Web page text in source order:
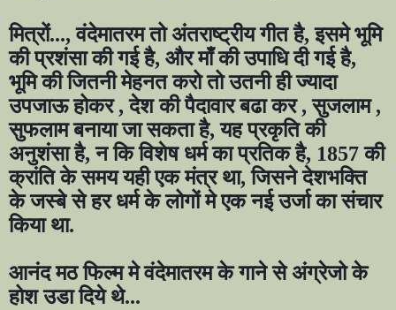
मित्रों..., वंदेमातरम तो अंतराष्ट्रीय गीत है,इसमे भूमि
की प्रशंसा की गई है, और माँ की उपाधि दी गई है,
भूमि की जितनी मेहनत करो तो उतनी ही ज्यादा
उपजाऊ होकर,देश की पैदावार बढा कर,सुजलाम,
सुफलाम बनाया जा सकता है,यह प्रकृति की
अनुशंसा है,न कि विशेष धर्म का प्रतिक है, 1857की
क्रांति के समय यही एक मंत्र था,जिसने देशभक्ति
के जस्बे से हर धर्म के लोगों मे एक नई उर्जा का संचार
किया था.
आनंद मठ फिल्म मे वंदेमातरम के गाने से अंग्रेजो के
होश उडा दिये थे...